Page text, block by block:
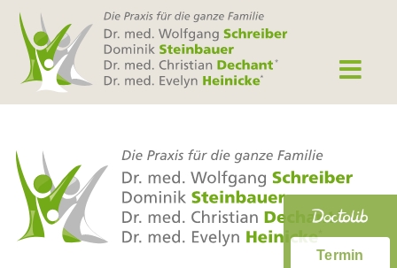
Termin
Zum
Inhalt
springen